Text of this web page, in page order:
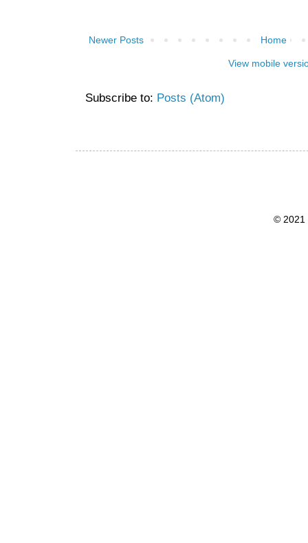
Newer Posts Home
View mobile
Subscribe to: Posts (Atom)
© 2021